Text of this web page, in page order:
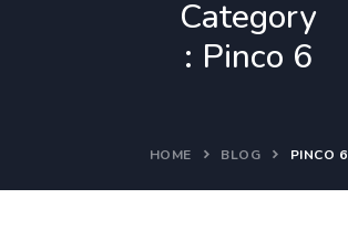
Category
: Pinco 6
HOME BLOG PINCO 6